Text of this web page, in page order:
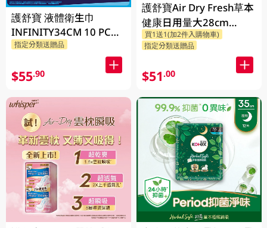
護舒寶 液體衛生巾
INFINITY34CM 10 PC
(包裝隨機發放)
指定分類送贈品
$55.90
護舒寶Air Dry Fresh草本
健康日用量大28cm
20PCS
買1送1(加2件入購物車)
指定分類送贈品
$51.00